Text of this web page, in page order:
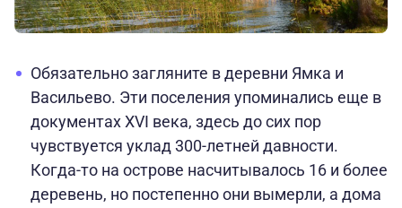
Обязательно загляните в деревни Ямка и
Васильево. Эти поселения упоминались еще в
документах XVI века, здесь до сих пор
чувствуется уклад 300-летней давности.
Когда-то на острове насчитывалось 16 и более
деревень, но постепенно они вымерли, а дома